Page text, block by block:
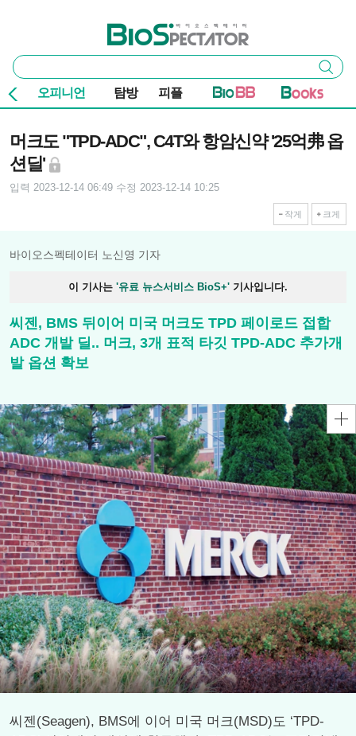
바이오스펙테이터
통
합
검
색
검색
오피니언 탐방 피플
머크도 "TPD-ADC", C4T와 항암신약 '25억弗 옵
션딜'
입력 2023-12-14 06:49 수정 2023-12-14 10:25
작게 크게
바이오스펙테이터 노신영 기자
이 기사는 '유료 뉴스서비스 BioS+' 기사입니다.
씨젠, BMS 뒤이어 미국 머크도 TPD 페이로드 접합
ADC 개발 딜.. 머크, 3개 표적 타깃 TPD-ADC 추가개
발 옵션 확보
씨젠(Seagen), BMS에 이어 미국 머크(MSD)도 ‘TPD-